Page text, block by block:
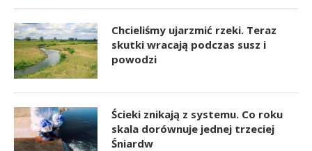
Chcieliśmy ujarzmić rzeki. Teraz
skutki wracają podczas susz i
powodzi
Ścieki znikają z systemu. Co roku
skala dorównuje jednej trzeciej
Śniardw